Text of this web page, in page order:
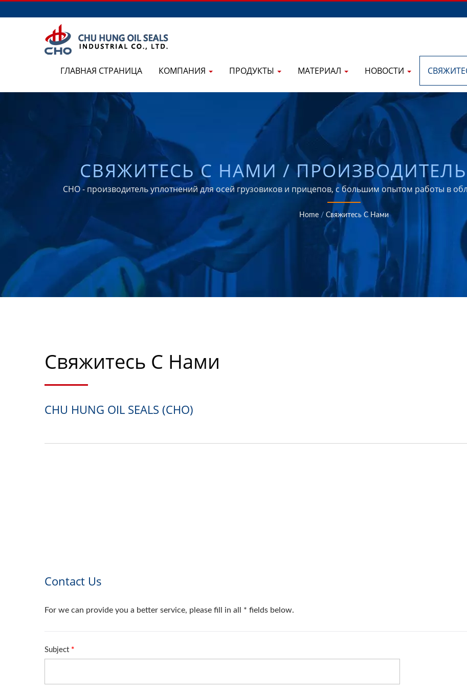
ГЛАВНАЯ СТРАНИЦА КОМПАНИЯ ПРОДУКТЫ МАТЕРИАЛ НОВОСТИ
СВЯЖИТЕСЬ С НАМИ /
КОЛЕС, УПЛОТНЕНИЙ CENTURION И
AXLE/CASSETTE ДЛЯ АВТОМОБИЛЬНОЙ
ОТРАСЛЕЙ С 1988 ГОДА | CHU HUNG OIL
CO., LTD.
CHO - производитель уплотнений для осей грузовиков и прицепов, с большим опытом работы в
Home / Свяжитесь С Нами
Свяжитесь С Нами
CHU HUNG OIL SEALS (CHO)